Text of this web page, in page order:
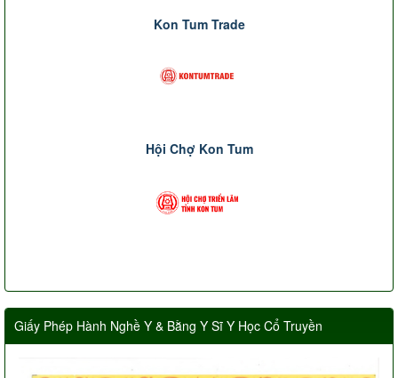
Kon Tum Trade
Hội Chợ Kon Tum
Giấy Phép Hành Nghề Y & Bằng Y Sĩ Y Học Cổ Truyền